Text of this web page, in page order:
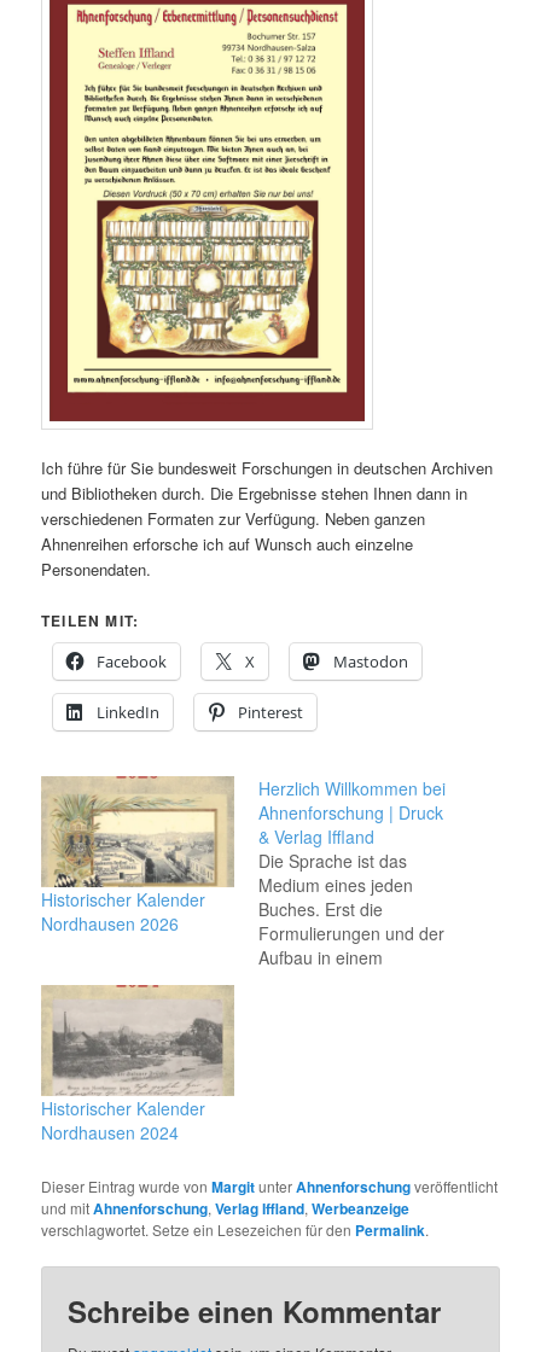
Ich führe für Sie bundesweit Forschungen in deutschen Archiven
und Bibliotheken durch. Die Ergebnisse stehen Ihnen dann in
verschiedenen Formaten zur Verfügung. Neben ganzen
Ahnenreihen erforsche ich auf Wunsch auch einzelne
Personendaten.
TEILEN MIT:
Facebook
X Mastodon
LinkedIn Pinterest
Historischer Kalender
Nordhausen 2026
Herzlich Willkommen bei
Ahnenforschung | Druck
& Verlag Iffland
Die Sprache ist das
Medium eines jeden
Buches. Erst die
Formulierungen und der
Aufbau in einem
Buches. Die Gestaltung
der Seiten…
Historischer Kalender
Nordhausen 2024
Dieser Eintrag wurde vonMargitunterAhnenforschungveröffentlicht
und mitAhnenforschung,Verlag Iffland,Werbeanzeige
verschlagwortet. Setze ein Lesezeichen für den Permalink.
Schreibe einen Kommentar